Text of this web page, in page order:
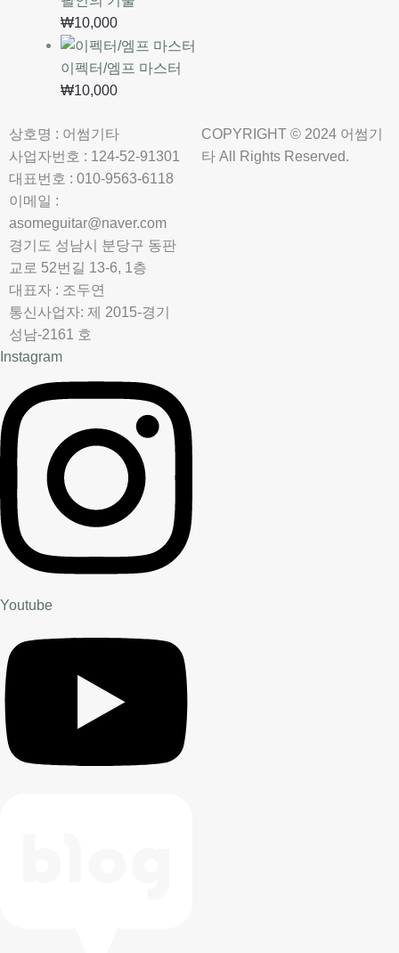
₩10,000
이펙터/엠프 마스터
₩10,000
상호명 : 어썸기타
사업자번호 : 124-52-91301
대표번호 : 010-9563-6118
이메일 :
asomeguitar@naver.com
경기도 성남시 분당구 동판
교로 52번길 13-6, 1층
대표자 : 조두연
통신사업자: 제 2015-경기
성남-2161 호
Instagram
Youtube
COPYRIGHT © 2024 어썸기
타 All Rights Reserved.